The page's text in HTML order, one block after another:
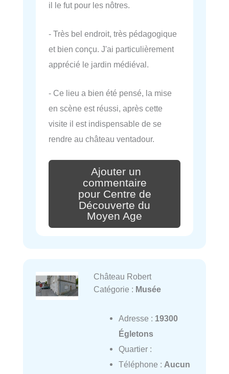
il le fut pour les nôtres.
- Très bel endroit, très pédagogique
et bien conçu. J'ai particulièrement
apprécié le jardin médiéval.
- Ce lieu a bien été pensé, la mise
en scène est réussi, après cette
visite il est indispensable de se
rendre au château ventadour.
Ajouter un
commentaire
pour Centre de
Découverte du
Moyen Age
Château Robert
Catégorie : Musée
Adresse : 19300
Égletons
Quartier :
Téléphone : Aucun